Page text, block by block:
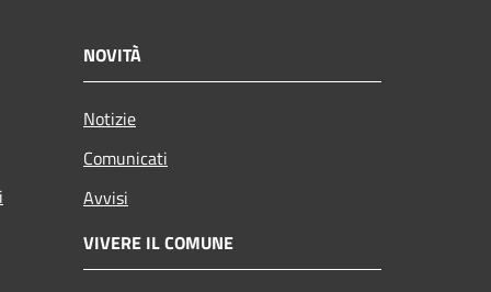
NOVITÀ
Notizie
Comunicati
Avvisi
VIVERE IL COMUNE